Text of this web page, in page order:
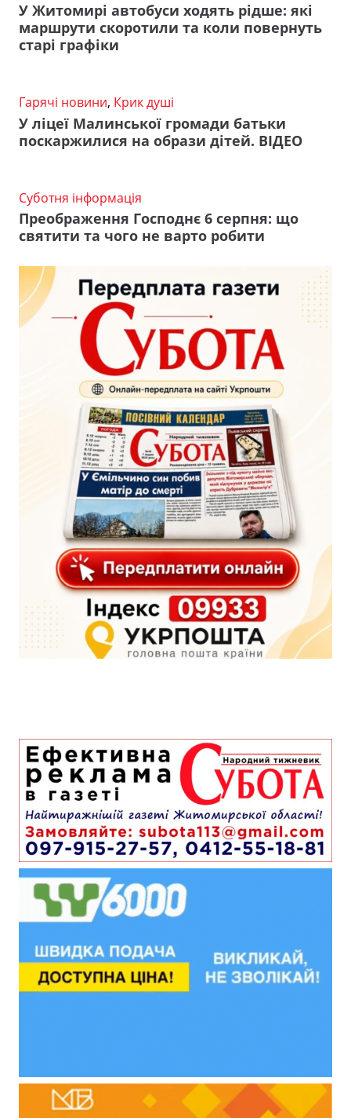
У Житомирі автобуси ходять рідше: які
маршрути скоротили та коли повернуть
старі графіки
Гарячі новини, Крик душі
У ліцеї Малинської громади батьки
поскаржилися на образи дітей. ВІДЕО
Суботня інформація
Преображення Господнє 6 серпня: що
святити та чого не варто робити